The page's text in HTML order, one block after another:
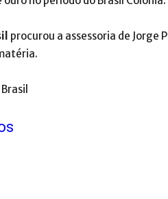
procurou a assessoria de Jorge